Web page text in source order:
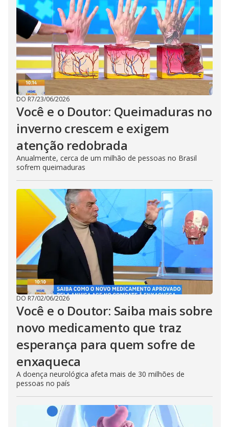
DO R7/23/06/2026
Você e o Doutor: Queimaduras no
inverno crescem e exigem
atenção redobrada
Anualmente, cerca de um milhão de pessoas no Brasil
sofrem queimaduras
DO R7/02/06/2026
Você e o Doutor: Saiba mais sobre
novo medicamento que traz
esperança para quem sofre de
enxaqueca
A doença neurológica afeta mais de 30 milhões de
pessoas no país